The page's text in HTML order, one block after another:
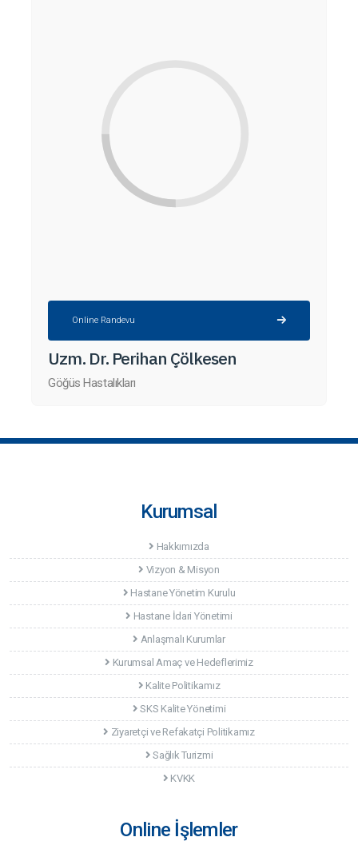
Online Randevu
Uzm. Dr. Perihan Çölkesen
Göğüs Hastalıkları
Kurumsal
Hakkımızda
Vizyon & Misyon
Hastane Yönetim Kurulu
Hastane İdari Yönetimi
Anlaşmalı Kurumlar
Kurumsal Amaç ve Hedeflerimiz
Kalite Politikamız
SKS Kalite Yönetimi
Ziyaretçi ve Refakatçi Politikamız
Sağlık Turizmi
KVKK
Online İşlemler